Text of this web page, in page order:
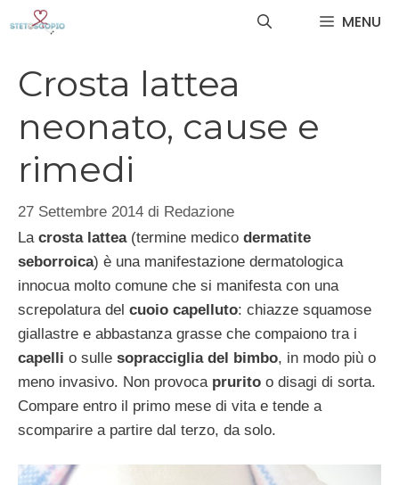
MENU
Crosta lattea
neonato, cause e
rimedi
27 Settembre 2014 di Redazione
La crosta lattea(termine medico dermatite
seborroica) è una manifestazione dermatologica
innocua molto comune che si manifesta con una
screpolatura del cuoio capelluto: chiazze squamose
giallastre e abbastanza grasse che compaiono tra i
capelli o sulle sopracciglia del bimbo, in modo più o
meno invasivo. Non provoca prurito o disagi di sorta.
Compare entro il primo mese di vita e tende a
scomparire a partire dal terzo, da solo.